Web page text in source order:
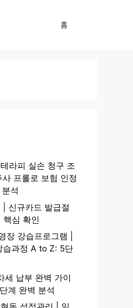
홈
라피 실손 청구 조
프롤로 보험 인정
석
신규카드 발급절
심 확인
장 강습프로그램 |
습과정 A to Z: 5단
세 납부 완벽 가이
계 완벽 분석